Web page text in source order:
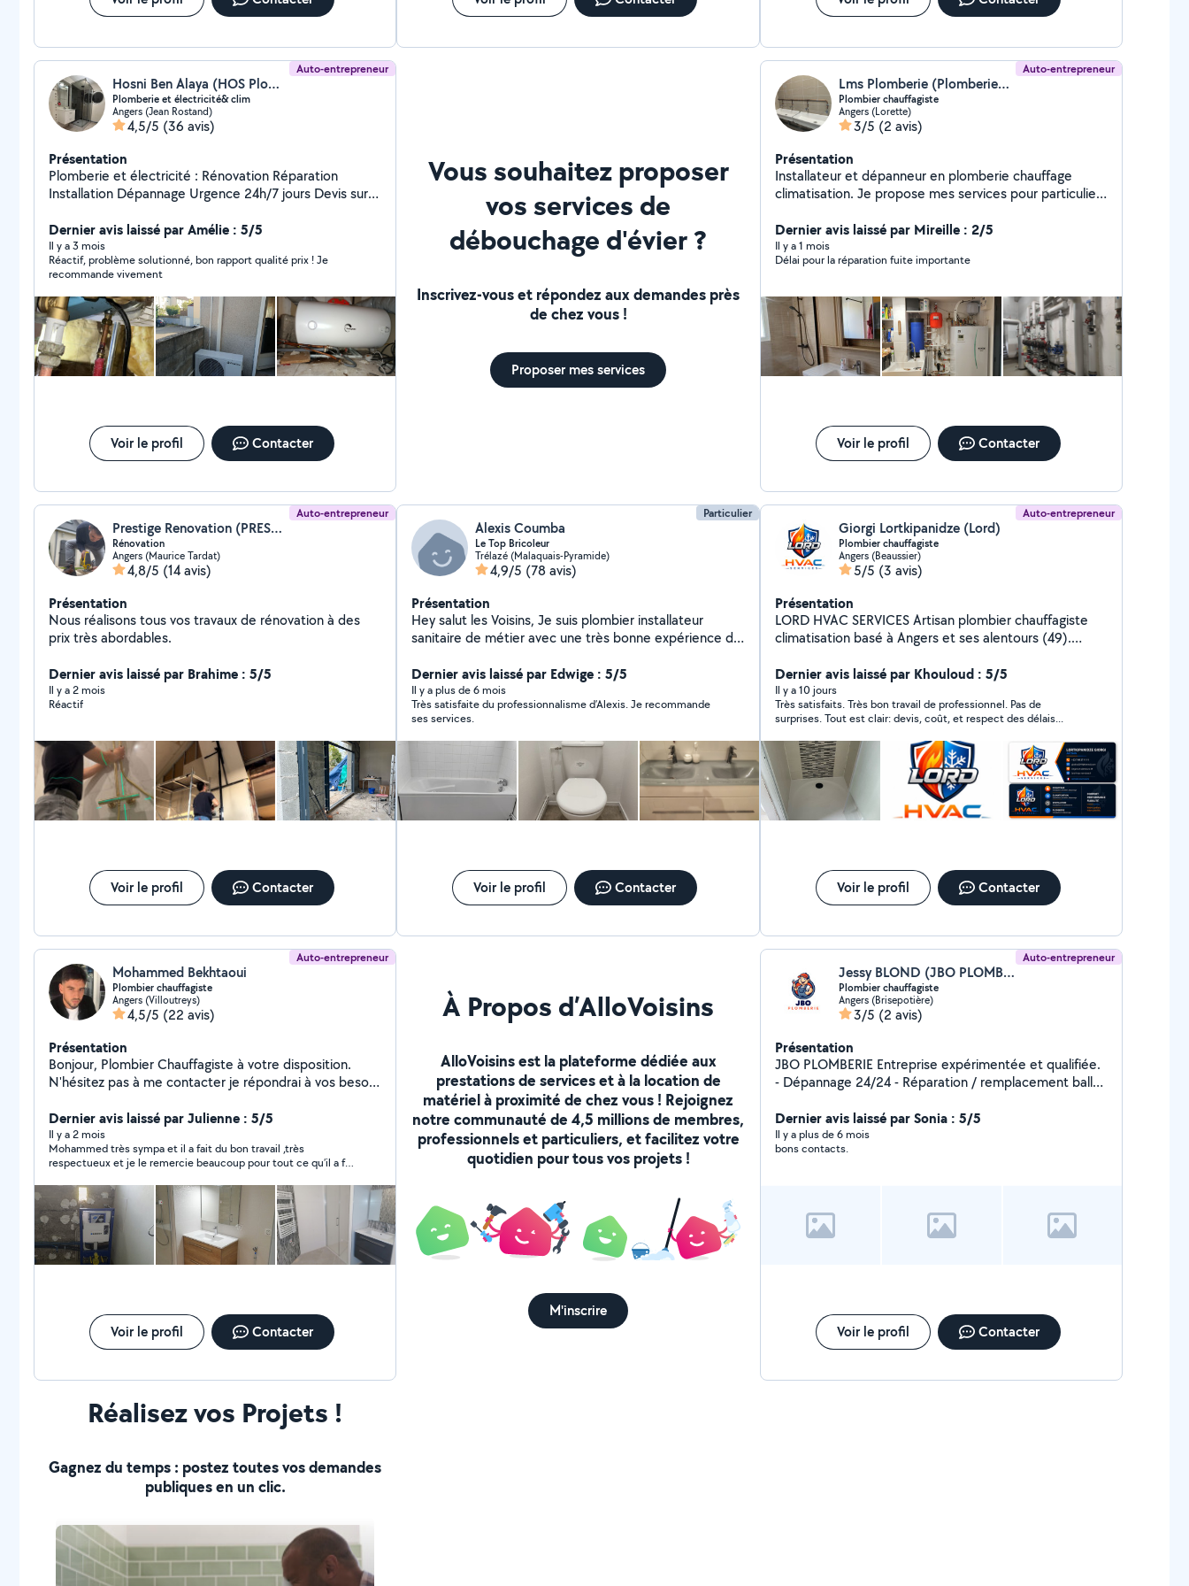
votre intérieur avec sérénité ! Contactez-nous pour un
Auto-entrepreneur
Hosni Ben Alaya (HOS Plomberie & Électricité&Clim)
Plomberie et électricité& clim
Angers (Jean Rostand)
4,5/5 (36 avis)
Présentation
Plomberie et électricité : Rénovation Réparation
Installation Dépannage Urgence 24h/7 jours Devis sur
et disponibilité Choix des produits avec accord du
client
Dernier avis laissé par Amélie : 5/5
Il y a 3 mois
Réactif, problème solutionné, bon rapport qualité prix ! Je
recommande vivement
Voir le profil Contacter
Vous souhaitez proposer
vos services de
débouchage d'évier ?
Inscrivez-vous et répondez aux demandes près
de chez vous !
Proposer mes services
Auto-entrepreneur
Lms Plomberie (Plomberie49)
Plombier chauffagiste
Angers (Lorette)
3/5 (2 avis)
Présentation
Installateur et dépanneur en plomberie chauffage
climatisation. Je propose mes services pour particulier
neuf.
Dernier avis laissé par Mireille : 2/5
Il y a 1 mois
Délai pour la réparation fuite importante
Voir le profil Contacter
Auto-entrepreneur
Prestige Renovation (PRESTIGE)
Rénovation
Angers (Maurice Tardat)
4,8/5 (14 avis)
Présentation
Nous réalisons tous vos travaux de rénovation à des
prix très abordables.
Dernier avis laissé par Brahime : 5/5
Il y a 2 mois
Réactif
Voir le profil Contacter
Particulier
Alexis Coumba
Le Top Bricoleur
Trélazé (Malaquais-Pyramide)
4,9/5 (78 avis)
Présentation
Hey salut les Voisins, Je suis plombier installateur
sanitaire de métier avec une très bonne expérience de
Installation Sanitaire -Baignoire -Receveur de douche -
Vasque et double vasque -WC fixe au sol et suspendu (
douchette ) - Évier -Ballon d'eau chaude(installation
complète) et entretien -Robinetterie -Robinet
extérieur ou garage -Joint silicone -Débouchage -
Soudure cuivre et raccordement PER , multicouche -
Toute création de salle de bain Ettc... Chauffagiste
Installation de chaudière . Installation de radiateur et
Dernier avis laissé par Edwige : 5/5
Il y a plus de 6 mois
Très satisfaite du professionnalisme d’Alexis. Je recommande
ses services.
Voir le profil Contacter
Auto-entrepreneur
Giorgi Lortkipanidze (Lord)
Plombier chauffagiste
Angers (Beaussier)
5/5 (3 avis)
Présentation
LORD HVAC SERVICES Artisan plombier chauffagiste
climatisation basé à Angers et ses alentours (49).
de systèmes de chauffage, plomberie et climatisation.
Nous intervenons rapidement pour : climatisation et
pompe à chaleur plomberie générale chauffage
dépannage et recherche de fuite installation sanitaire
entretien et maintenance Notre priorité : un travail
propre, fiable et professionnel avec des solutions
adaptées à chaque client. Devis gratuit Intervention
rapide Travail soigné Angers et alentours 49
Dernier avis laissé par Khouloud : 5/5
Il y a 10 jours
Très satisfaits. Très bon travail de professionnel. Pas de
surprises. Tout est clair: devis, coût, et respect des délais...
Voir le profil Contacter
Auto-entrepreneur
Mohammed Bekhtaoui
Plombier chauffagiste
Angers (Villoutreys)
4,5/5 (22 avis)
Présentation
Bonjour, Plombier Chauffagiste à votre disposition.
N'hésitez pas à me contacter je répondrai à vos besoin
Dernier avis laissé par Julienne : 5/5
Il y a 2 mois
Mohammed très sympa et il a fait du bon travail ,très
respectueux et je le remercie beaucoup pour tout ce qu’il a fait
Voir le profil Contacter
À Propos d’AlloVoisins
AlloVoisins est la plateforme dédiée aux
prestations de services et à la location de
matériel à proximité de chez vous ! Rejoignez
notre communauté de 4,5 millions de membres,
professionnels et particuliers, et facilitez votre
quotidien pour tous vos projets !
M'inscrire
Auto-entrepreneur
Jessy BLOND (JBO PLOMBERIE)
Plombier chauffagiste
Angers (Brisepotière)
3/5 (2 avis)
Présentation
JBO PLOMBERIE Entreprise expérimentée et qualifiée.
- Dépannage 24/24 - Réparation / remplacement ballon
Création / rénovation salle de bain .
Dernier avis laissé par Sonia : 5/5
Il y a plus de 6 mois
bons contacts.
Voir le profil Contacter
Réalisez vos Projets !
Gagnez du temps : postez toutes vos demandes
publiques en un clic.